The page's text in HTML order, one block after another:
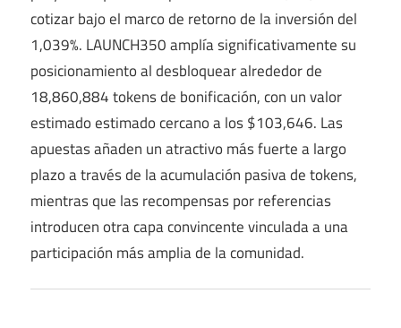
cotizar bajo el marco de retorno de la inversión del
1,039%. LAUNCH350 amplía significativamente su
posicionamiento al desbloquear alrededor de
18,860,884 tokens de bonificación, con un valor
estimado estimado cercano a los $103,646. Las
apuestas añaden un atractivo más fuerte a largo
plazo a través de la acumulación pasiva de tokens,
mientras que las recompensas por referencias
introducen otra capa convincente vinculada a una
participación más amplia de la comunidad.